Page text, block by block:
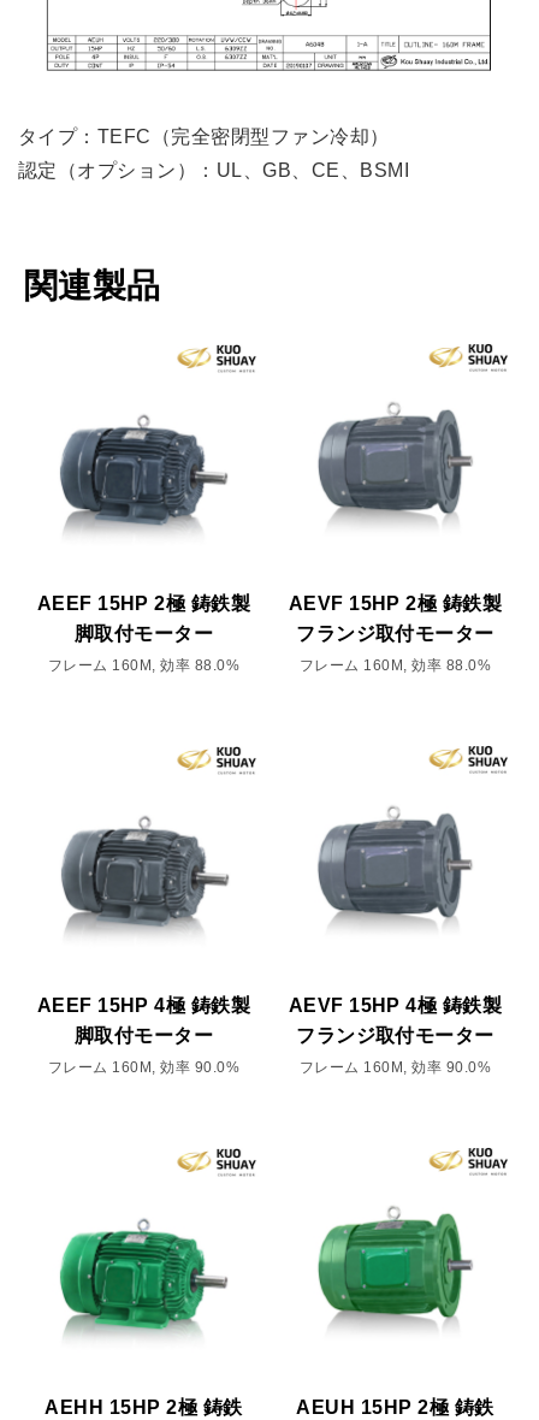
タイプ：TEFC（完全密閉型ファン冷却）
認定（オプション）：UL、GB、CE、BSMI
関連製品
AEEF 15HP 2極 鋳鉄製
脚取付モーター
フレーム 160M, 効率 88.0%
AEVF 15HP 2極 鋳鉄製
フランジ取付モーター
フレーム 160M, 効率 88.0%
AEEF 15HP 4極 鋳鉄製
脚取付モーター
フレーム 160M, 効率 90.0%
AEVF 15HP 4極 鋳鉄製
フランジ取付モーター
フレーム 160M, 効率 90.0%
AEHH 15HP 2極 鋳鉄
AEUH 15HP 2極 鋳鉄